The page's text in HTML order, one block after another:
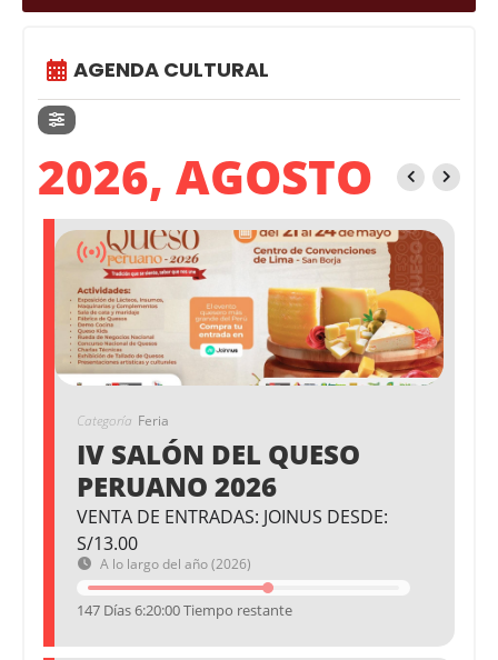
AGENDA CULTURAL
2026, AGOSTO
Categoría Feria
IV SALÓN DEL QUESO
PERUANO 2026
VENTA DE ENTRADAS: JOINUS DESDE:
S/13.00
A lo largo del año (2026)
147 Días 6:20:00 Tiempo restante